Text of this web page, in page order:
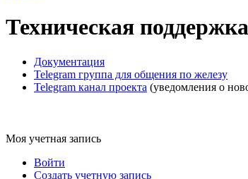
Техническая
Документация
Telegram группа для общения по железу
Telegram канал проекта (уведомления о
Моя учетная запись
Войти
Создать учетную запись